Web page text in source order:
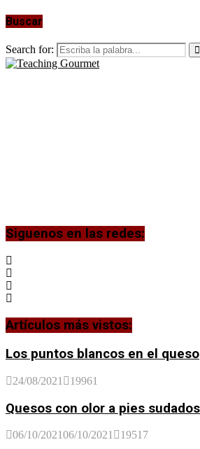
Buscar
Search for:
Siguenos en las redes:
Artículos más vistos:
Los puntos blancos en el queso
24/08/2021 19961
Quesos con olor a pies sudados
06/10/202106/10/2021 19517